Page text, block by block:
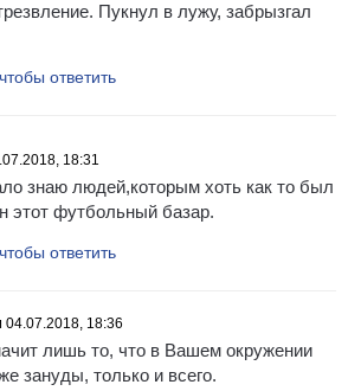
Пукнул в лужу, забрызгал
ответить
18:31
знаю людей,которым хоть как то был
этот футбольный базар.
ответить
04.07.2018, 18:36
лишь то, что в Вашем окружении
зануды, только и всего.